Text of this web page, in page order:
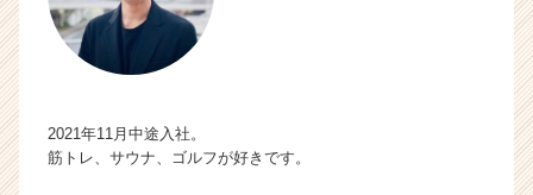
2021年11月中途入社。
筋トレ、サウナ、ゴルフが好きです。